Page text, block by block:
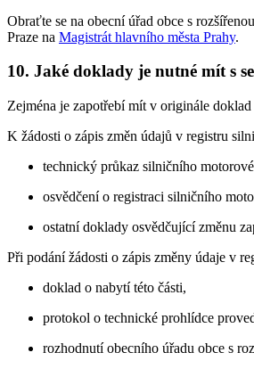
Obraťte se na obecní úřad obce s
Praze na Magistrát hlavního města Prahy.
10. Jaké doklady je nutné mít s
Zejména je zapotřebí mít v originále
K žádosti o zápis změn údajů v registru
technický průkaz silničního
osvědčení o registraci silničního
ostatní doklady osvědčující změnu
Při podání žádosti o zápis změny údaje v
doklad o nabytí této části,
protokol o technické prohlídce
rozhodnutí obecního úřadu obce s